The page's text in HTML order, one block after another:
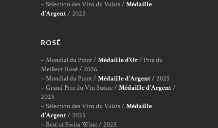
– Sélection des Vins du Valais / Médaille
d’Argent/ 2022
ROSÉ
– Mondial du Pinot / Médaille d’Or/ Prix du
Meilleur Rosé / 2026
– Mondial du Pinot / Médaille d’Argent/ 2025
– Grand Prix du Vin Suisse / Médaille d’Argent/
2025
– Sélection des Vins du Valais / Médaille
d’Argent/ 2025
– Best of Swiss Wine / 2025